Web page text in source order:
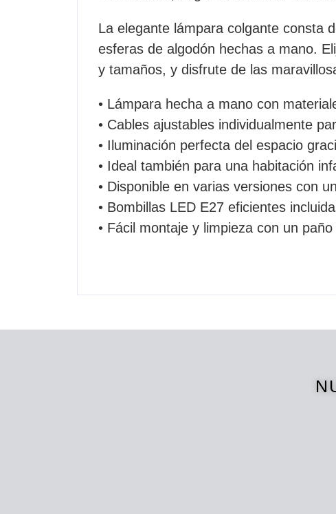
La elegante lámpara colgante consta
esferas de algodón hechas a mano.
y tamaños, y disfrute de las
• Lámpara hecha a mano con
• Cables ajustables individualmente
• Iluminación perfecta del espacio
• Ideal también para una habitación
• Disponible en varias versiones con
• Bombillas LED E27 eficientes
• Fácil montaje y limpieza con un